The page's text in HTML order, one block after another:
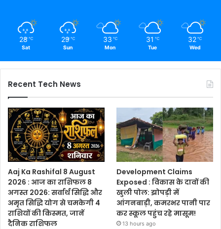
28 ℃
Sat
29 ℃
Sun
33 ℃
Mon
31 ℃
Tue
32 ℃
Wed
Recent Tech News
Aaj Ka Rashifal 8 August
2026 : आज का राशिफल 8
अगस्त 2026: सर्वार्थ सिद्धि और
अमृत सिद्धि योग से चमकेगी 4
राशियों की किस्मत, जानें
दैनिक राशिफल
Development Claims
Exposed : विकास के दावों की
खुली पोल: झोपड़ी में
आंगनबाड़ी, कमरभर पानी पार
कर स्कूल पहुंच रहे मासूम!
13 hours ago